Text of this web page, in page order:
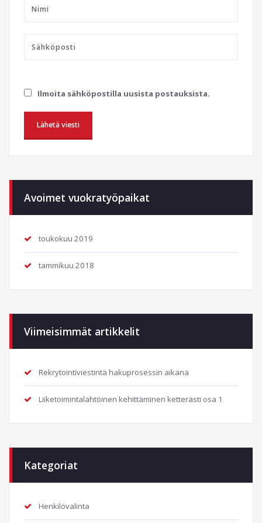
Ilmoita sähköpostilla uusista postauksista.
Avoimet vuokratyöpaikat
toukokuu 2019
tammikuu 2018
Viimeisimmät artikkelit
Rekrytointiviestintä hakuprosessin aikana
Liiketoimintalähtöinen kehittäminen ketterästi osa 1
Kategoriat
Henkilövalinta